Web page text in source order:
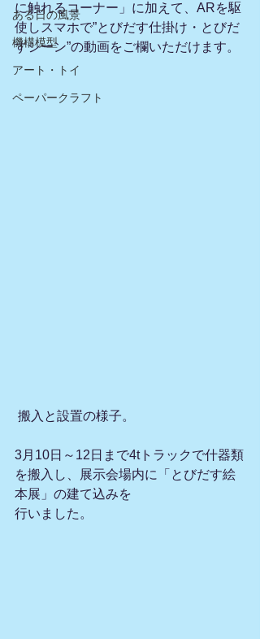
ある日の風景
機構模型
アート・トイ
ペーパークラフト
に触れるコーナー」に加えて、ARを駆
使しスマホで”とびだす仕掛け・とびだ
すシーン”の動画をご欄いただけます。
搬入と設置の様子。
3月10日～12日まで4tトラックで什器類
を搬入し、展示会場内に「とびだす絵
本展」の建て込みを
行いました。